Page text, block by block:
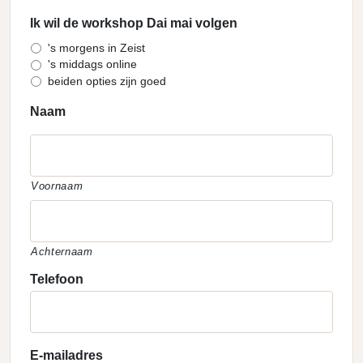
Ik wil de workshop Dai mai volgen
's morgens in Zeist
's middags online
beiden opties zijn goed
Naam
Voornaam
Achternaam
Telefoon
E-mailadres